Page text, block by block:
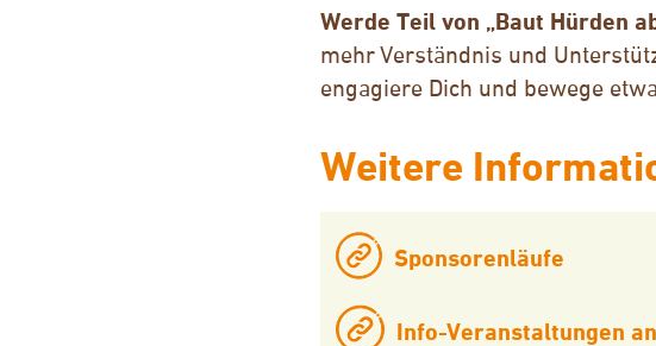
Werde Teil von „Baut Hürden
mehr Verständnis und
engagiere Dich und bewege
Weitere
Sponsorenläufe
Info-Veranstaltungen